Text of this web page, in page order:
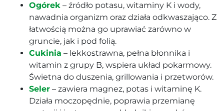
Ogórek – źródło potasu, witaminy K i wody,
nawadnia organizm oraz działa odkwaszająco. Z
łatwością można go uprawiać zarówno w
gruncie, jak i pod folią.
Cukinia – lekkostrawna, pełna błonnika i
witamin z grupy B, wspiera układ pokarmowy.
Świetna do duszenia, grillowania i przetworów.
Seler – zawiera magnez, potas i witaminę K.
Działa moczopędnie, poprawia przemianę